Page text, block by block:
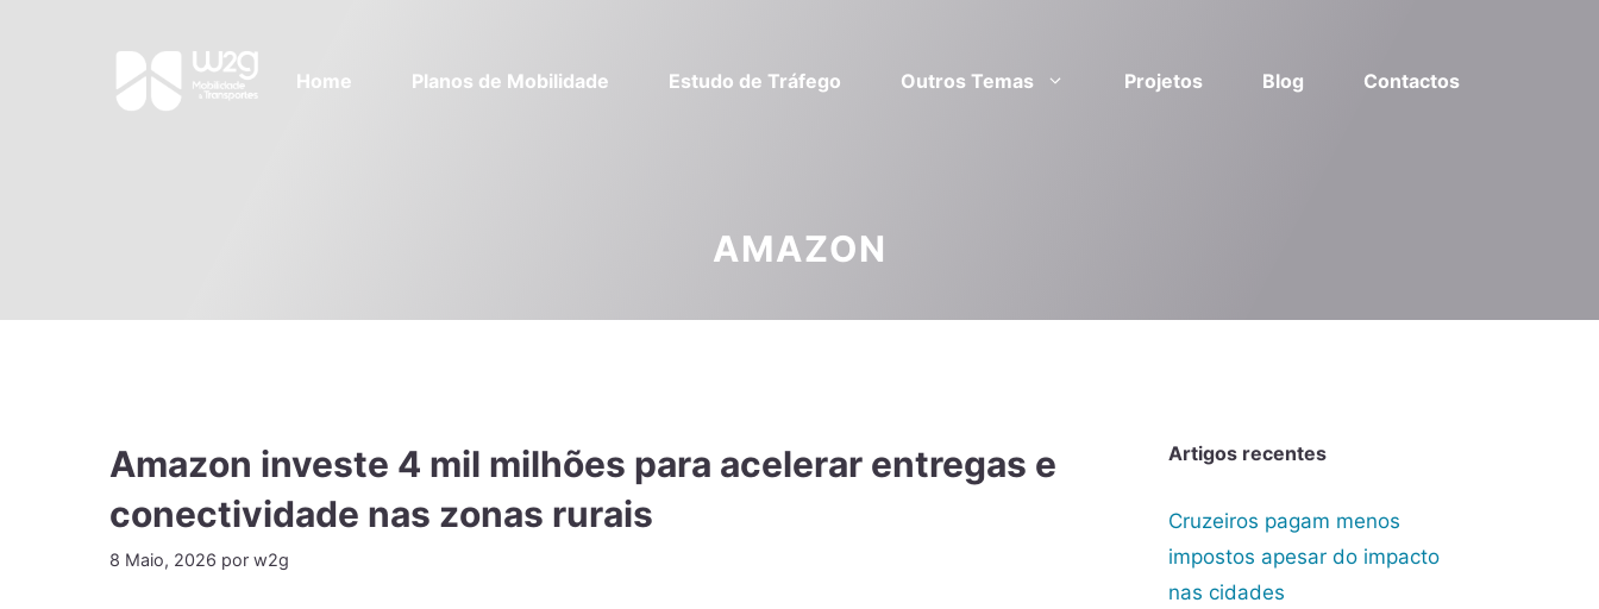
Home Planos de Mobilidade Estudo de Tráfego Outros Temas Projetos Blog Contactos
AMAZON
Amazon investe 4 mil milhões para acelerar entregas e
conectividade nas zonas rurais
8 Maio, 2026 por w2g
Artigos recentes
Cruzeiros pagam menos
impostos apesar do impacto
nas cidades